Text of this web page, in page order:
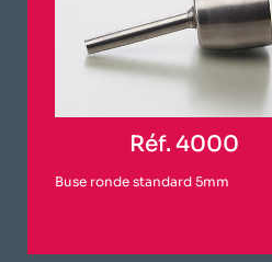
Réf. 4000
Buse ronde standard 5mm